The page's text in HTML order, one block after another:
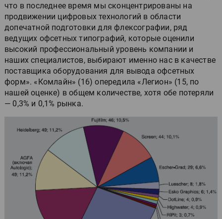
что в последнее время мы сконцентрированы на
продвижении цифровых технологий в области
допечатной подготовки для флексографии, ряд
ведущих офсетных типографий, которые оценили
высокий профессиональный уровень компании и
наших специалистов, выбирают именно нас в качестве
поставщика оборудования для вывода офсетных
форм». «Комлайн» (16) опередила «Легион» (15, по
нашей оценке) в общем количестве, хотя обе потеряли
— 0,3% и 0,1% рынка.